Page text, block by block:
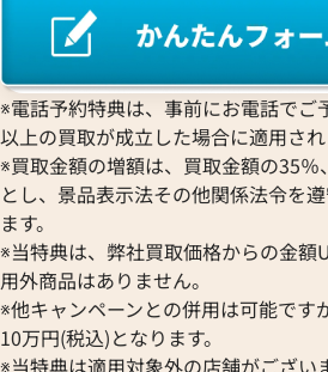
エルメス アザップロングシルクイン
レザー Y刻印 シルバー金具
参考買取価格
57,000円
2025年8月17日時点
※電話予約特典は、事前にお電話でご
以上の買取が成立した場合に適用され
※買取金額の増額は、買取金額の35
とし、景品表示法その他関係法令を
ます。
※当特典は、弊社買取価格からの金額
用外商品はありません。
※他キャンペーンとの併用は可能です
10万円(税込)となります。
※当特典は適用対象外の店舗がござい